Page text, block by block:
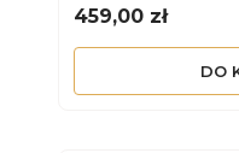
Cena
459,00 zł
DO